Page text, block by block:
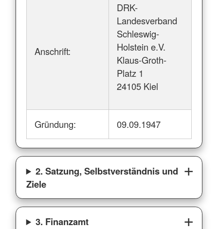
Anschrift:
DRK-
Landesverband
Schleswig-
Holstein e.V.
Klaus-Groth-
Platz 1
24105 Kiel
Gründung: 09.09.1947
2. Satzung, Selbstverständnis und
Ziele
3. Finanzamt